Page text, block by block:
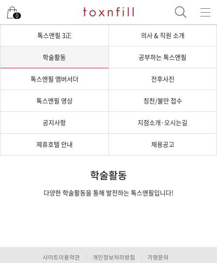
0
톡스앤필 3正 의사 & 직원 소개
학술활동 공부하는 톡스앤필
톡스앤필 앰버서더 전후사진
톡스앤필 영상 칭찬/불만 접수
공지사항 지점소개·오시는길
제휴호텔 안내 채용공고
학술활동
다양한 학술활동을 통해 발전하는 톡스앤필입니다!
사이트이용약관 개인정보처리방침 가맹문의